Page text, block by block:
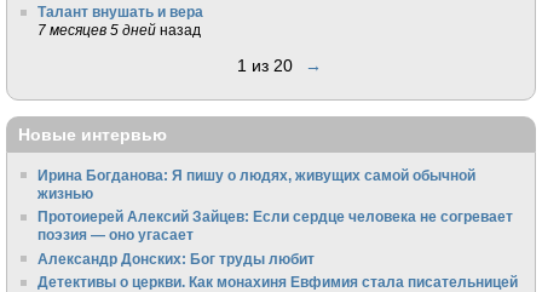
Талант внушать и вера
7 месяцев 5 дней назад
1 из 20 →
Новые интервью
Ирина Богданова: Я пишу о людях, живущих самой обычной
жизнью
Протоиерей Алексий Зайцев: Если сердце человека не согревает
поэзия — оно угасает
Александр Донских: Бог труды любит
Детективы о церкви. Как монахиня Евфимия стала писательницей